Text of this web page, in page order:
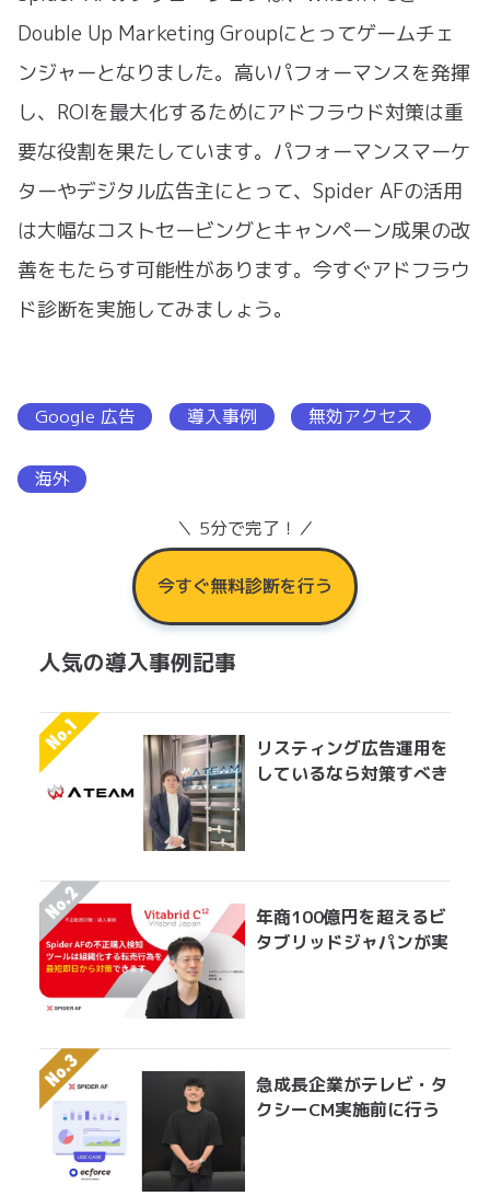
Double Up Marketing Groupにとってゲームチェ
ンジャーとなりました。高いパフォーマンスを発揮
し、ROIを最大化するためにアドフラウド対策は重
要な役割を果たしています。パフォーマンスマーケ
ターやデジタル広告主にとって、Spider AFの活用
は大幅なコストセービングとキャンペーン成果の改
善をもたらす可能性があります。今すぐアドフラウ
ド診断を実施してみましょう。
Google 広告 導入事例 無効アクセス
海外
＼ 5分で完了！／
今すぐ無料診断を行う
人気の導入事例記事
リスティング広告運用を
しているなら対策すべき
年商100億円を超えるビ
タブリッドジャパンが実
急成長企業がテレビ・タ
クシーCM実施前に行う